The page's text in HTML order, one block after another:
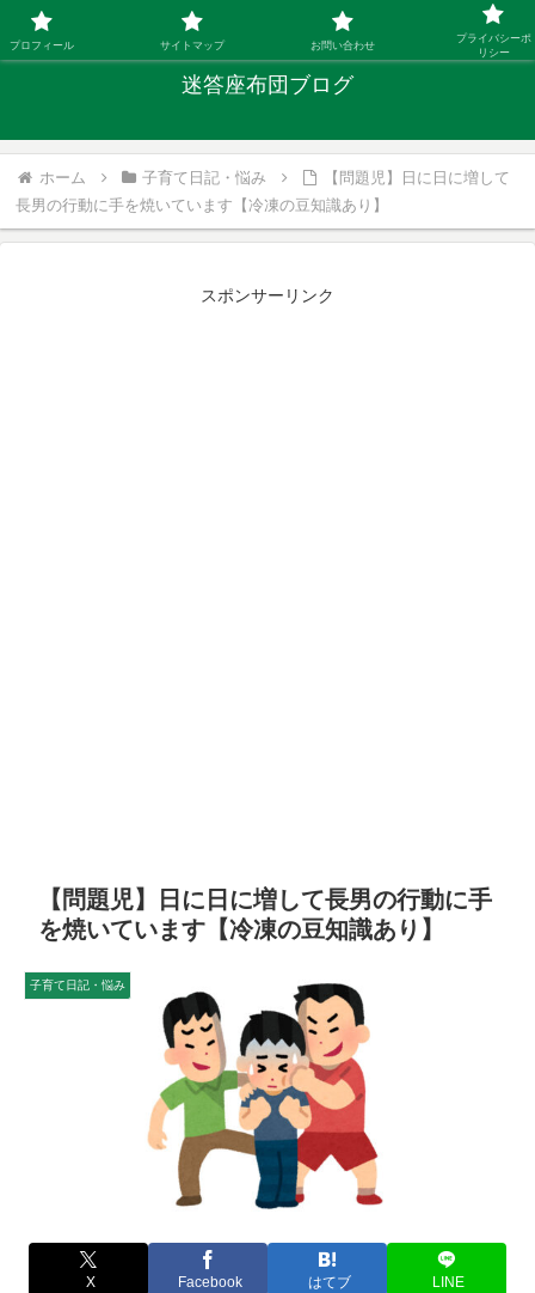
「ひとり親」40代シングルファザーの子育て迷答
迷答座布団ブログ
ホーム 子育て日記・悩み
【問題児】日に日に増して
長男の行動に手を焼いています【冷凍の豆知識あり】
スポンサーリンク
【問題児】日に日に増して長男の行動に手
を焼いています【冷凍の豆知識あり】
子育て日記・悩み
X Facebook はてブ LINE
プロフィール サイトマップ お問い合わせ
プライバシーポ
リシー